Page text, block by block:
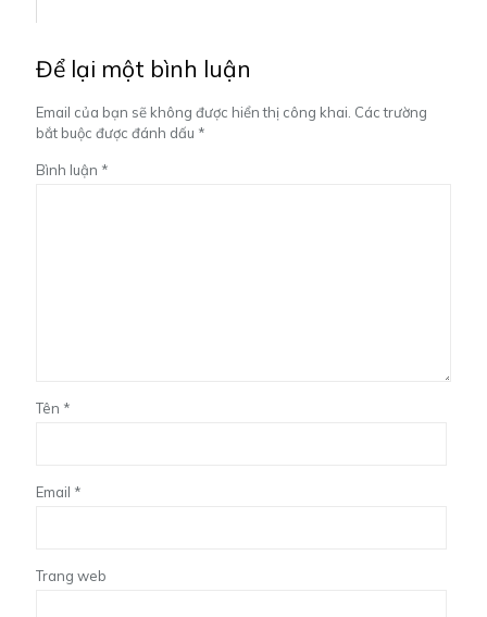
Để lại một bình luận
Email của bạn sẽ không được hiển thị công khai. Các trường
bắt buộc được đánh dấu *
Bình luận *
Tên *
Email *
Trang web